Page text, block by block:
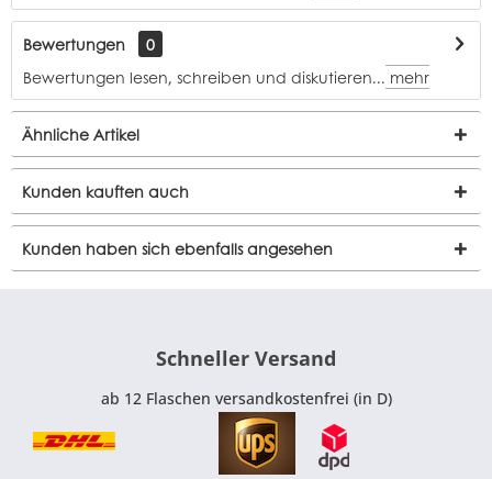
Bewertungen
0
Bewertungen lesen, schreiben und diskutieren... mehr
Ähnliche Artikel
Kunden kauften auch
Kunden haben sich ebenfalls angesehen
Schneller Versand
ab 12 Flaschen versandkostenfrei (in D)